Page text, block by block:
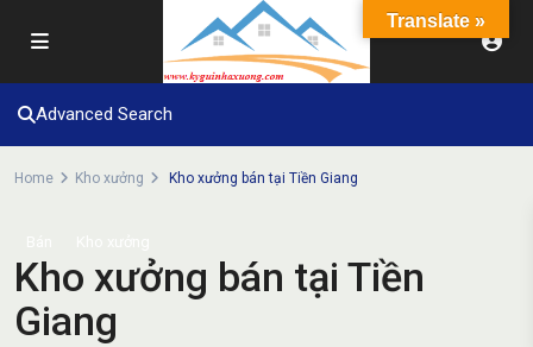
Advanced Search
Home Kho xưởng Kho xưởng bán tại Tiền Giang
Kho xưởng bán tại Tiền
Giang
Translate »